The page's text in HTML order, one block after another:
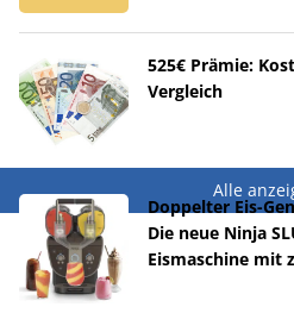
525€ Prämie:
Vergleich
Alle
Doppelter Eis-
Die neue Ninja
Eismaschine mit